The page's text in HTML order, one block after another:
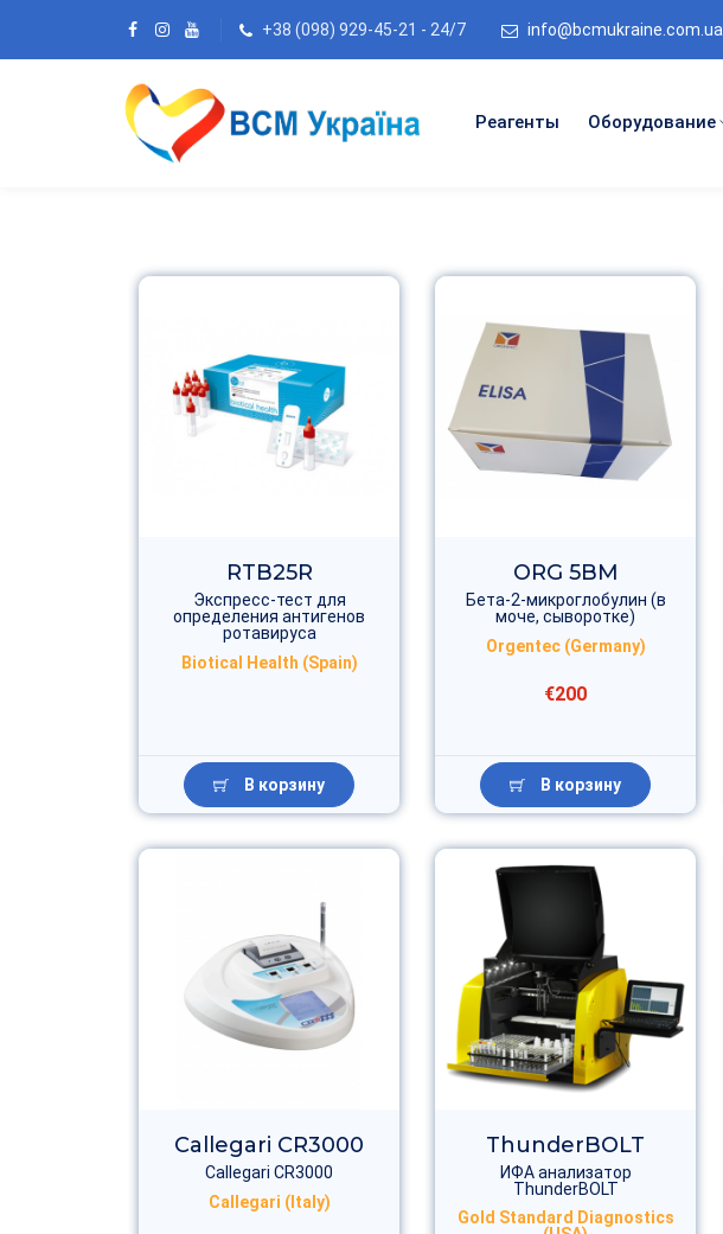
+38 (098) 929-45-21 - 24/7 info@bcmukraine.com.ua
Реагенты Оборудование
RTB25R
Экспресс-тест для
определения антигенов
ротавируса
Biotical Health (Spain)
В корзину
ORG 5BM
Бета-2-микроглобулин (в
моче, сыворотке)
Orgentec (Germany)
€200
В корзину
Callegari CR3000
Callegari CR3000
Callegari (Italy)
ThunderBOLT
ИФА анализатор
ThunderBOLT
Gold Standard Diagnostics